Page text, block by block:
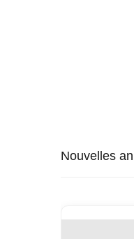
Nouvelles